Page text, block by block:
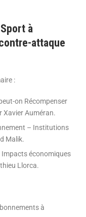
à
attaque
:
on Récompenser
Xavier Auméran.
– Institutions
Malik.
économiques
Llorca.
à